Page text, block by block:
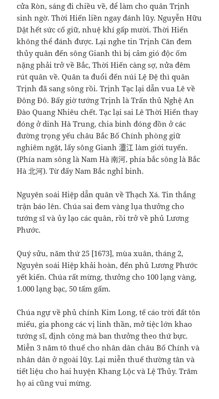
cửa Ròn, sáng đi chiều về, để làm cho quân Trịnh
sinh ngờ. Thời Hiến liền ngay đánh lũy. Nguyễn Hữu
Dật hết sức cố giữ, nhuệ khí gấp mười. Thời Hiến
không thể đánh được. Lại nghe tin Trịnh Căn đem
thủy quân đến sông Gianh thì bị cảm gió độc ốm
nặng phải trở về Bắc, Thời Hiến càng sợ, nửa đêm
rút quân về. Quân ta đuổi đến núi Lệ Đệ thì quân
Trịnh đã sang sông rồi. Trịnh Tạc lại dẫn vua Lê về
Đông Đô. Bấy giờ tướng Trịnh là Trấn thủ Nghệ An
Đào Quang Nhiêu chết. Tạc lại sai Lê Thời Hiến thay
đóng ở dinh Hà Trung, chia binh đóng đồn ở các
đường trọng yếu châu Bắc Bố Chính phòng giữ
nghiêm ngặt, lấy sông Gianh 𤅷江 làm giới tuyến.
(Phía nam sông là Nam Hà 南河, phía bắc sông là Bắc
Hà 北河). Từ đấy Nam Bắc nghỉ binh.
Nguyên soái Hiệp dẫn quân về Thạch Xá. Tin thắng
trận báo lên. Chúa sai đem vàng lụa thưởng cho
tướng sĩ và ủy lạo các quân, rồi trở về phủ Lương
Phước.
Quý sửu, năm thứ 25 [1673], mùa xuân, tháng 2,
Nguyên soái Hiệp khải hoàn, đến phủ Lương Phước
yết kiến. Chúa rất mừng, thưởng cho 100 lạng vàng,
1.000 lạng bạc, 50 tấm gấm.
Chúa ngự về phủ chính Kim Long, tế cáo trời đất tôn
miếu, gia phong các vị linh thần, mở tiệc lớn khao
tướng sĩ, định công mà ban thưởng theo thứ bực.
Miễn 3 năm tô thuế cho nhân dân châu Bố Chính và
nhân dân ở ngoài lũy. Lại miễn thuế thường tân và
tiết liệu cho hai huyện Khang Lộc và Lệ Thủy. Trăm
họ ai cũng vui mừng.